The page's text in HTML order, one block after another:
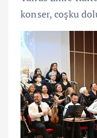
konser, coşku